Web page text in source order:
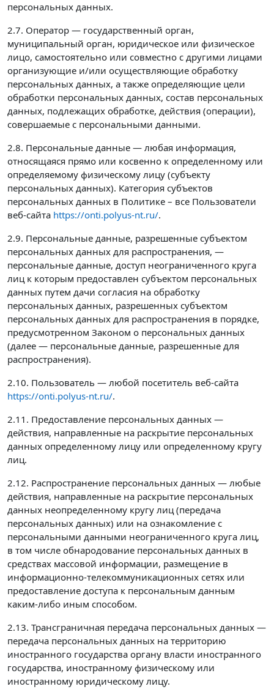
персональных данных.
2.7. Оператор — государственный орган,
муниципальный орган, юридическое или физическое
лицо, самостоятельно или совместно с другими лицами
организующие и/или осуществляющие обработку
персональных данных, а также определяющие цели
обработки персональных данных, состав персональных
данных, подлежащих обработке, действия (операции),
совершаемые с персональными данными.
2.8. Персональные данные — любая информация,
относящаяся прямо или косвенно к определенному или
определяемому физическому лицу (субъекту
персональных данных). Категория субъектов
персональных данных в Политике – все Пользователи
веб-сайта https://onti.polyus-nt.ru/.
2.9. Персональные данные, разрешенные субъектом
персональных данных для распространения, —
персональные данные, доступ неограниченного круга
лиц к которым предоставлен субъектом персональных
данных путем дачи согласия на обработку
персональных данных, разрешенных субъектом
персональных данных для распространения в порядке,
предусмотренном Законом о персональных данных
(далее — персональные данные, разрешенные для
распространения).
2.10. Пользователь — любой посетитель веб-сайта
https://onti.polyus-nt.ru/.
2.11. Предоставление персональных данных —
действия, направленные на раскрытие персональных
данных определенному лицу или определенному кругу
лиц.
2.12. Распространение персональных данных — любые
действия, направленные на раскрытие персональных
данных неопределенному кругу лиц (передача
персональных данных) или на ознакомление с
персональными данными неограниченного круга лиц,
в том числе обнародование персональных данных в
средствах массовой информации, размещение в
информационно-телекоммуникационных сетях или
предоставление доступа к персональным данным
каким-либо иным способом.
2.13. Трансграничная передача персональных данных —
передача персональных данных на территорию
иностранного государства органу власти иностранного
государства, иностранному физическому или
иностранному юридическому лицу.